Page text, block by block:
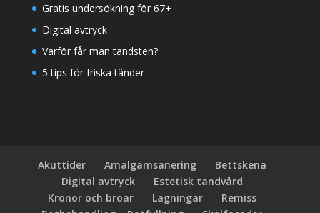
Gratis undersökning för 67+
Digital avtryck
Varför får man tandsten?
5 tips för friska tänder
Akuttider Amalgamsanering
Bettskena
Digital avtryck
Estetisk tandvård
Kronor och broar
Lagningar
Remiss